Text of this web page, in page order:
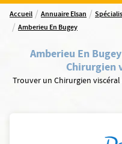
Accueil / Annuaire Elsan /
/ Amberieu En Bugey
Amberieu En Bugey
Chirurgien
Trouver un Chirurgien